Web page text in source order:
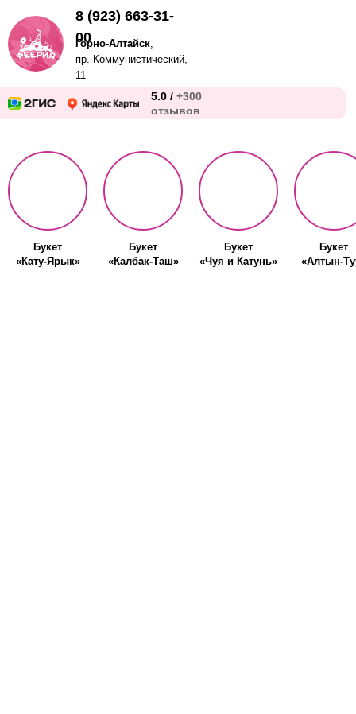
5.0 / +300
отзывов
Горно-Алтайск,
пр. Коммунистический,
11
8 (923) 663-31-
00
Букет
«Кату-Ярык»
Букет
«Калбак-Таш»
Букет
«Чуя и Катунь»
Букет
«Алтын-